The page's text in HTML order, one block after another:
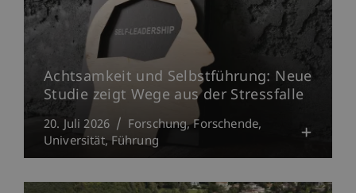
Achtsamkeit und Selbstführung: Neue
Studie zeigt Wege aus der Stressfalle
20. Juli 2026 Forschung Forschende
Universität Führung